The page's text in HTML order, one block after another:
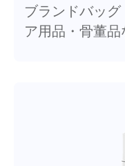
ブランドバッ
ア用品・骨董品